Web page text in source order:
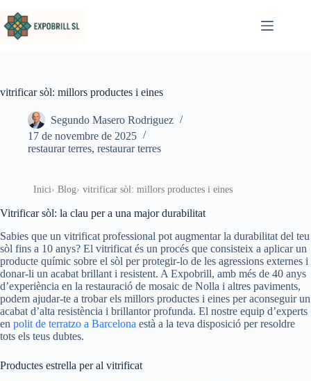
vitrificar sòl: millors productes i eines
Segundo Masero Rodriguez
17 de novembre de 2025
restaurar terres, restaurar terres
Inici Blog vitrificar sòl: millors productes i eines
Vitrificar sòl: la clau per a una major durabilitat
Sabies que un vitrificat professional pot augmentar la durabilitat del teu
sòl fins a 10 anys? El vitrificat és un procés que consisteix a aplicar un
producte químic sobre el sòl per protegir-lo de les agressions externes i
donar-li un acabat brillant i resistent. A Expobrill, amb més de 40 anys
d’experiència en la restauració de mosaic de Nolla i altres paviments,
podem ajudar-te a trobar els millors productes i eines per aconseguir un
acabat d’alta resistència i brillantor profunda. El nostre equip d’experts
en polit de terratzo a Barcelona està a la teva disposició per resoldre
tots els teus dubtes.
Productes estrella per al vitrificat